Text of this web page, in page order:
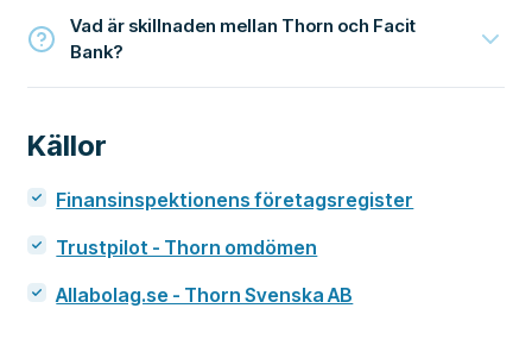
Vad är skillnaden mellan Thorn och Facit
Bank?
Källor
Finansinspektionens företagsregister
Trustpilot - Thorn omdömen
Allabolag.se - Thorn Svenska AB